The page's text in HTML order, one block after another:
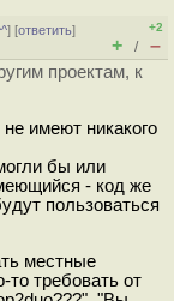
] [ответить]
+2
+ / –
проектам, к
имеют никакого
бы или
- код же
пользоваться
местные
то требовать от